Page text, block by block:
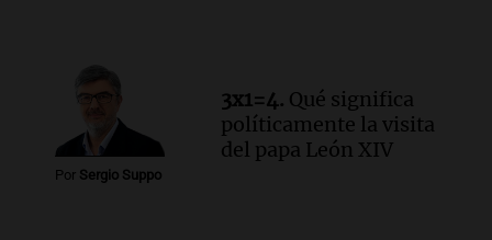
Por Sergio Suppo
3x1=4. Qué significa
políticamente la visita
del papa León XIV